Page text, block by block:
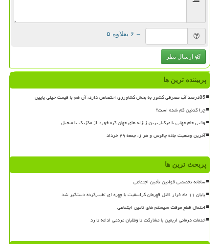
= ۶ بعلاوه ۵
ارسال نظر
پربیننده ترین ها
85درصد آب مصرفی کشور به بخش کشاورزی اختصاص دارد، آن هم با قیمت خیلی پایین
چرا کدئین کم شده است؟
وقتی جام جهانی با مرگبارترین زلزله های جهان گره خورد از مکزیک تا منجیل
آخرین وضعیت جاده چالوس و هراز، جمعه ۲۹ خرداد
پربحث ترین ها
سامانه تخصصی قوانین تأمین اجتماعی
پایان ۱۱ ماه فرار قاتل قهرمان کراسفیت با چهره ای تغییرکرده دستگیر شد
احتمال قطع موقت سیستم های تامین اجتماعی
خدمات درمانی اربعین با مشارکت داوطلبان مردمی ادامه دارد